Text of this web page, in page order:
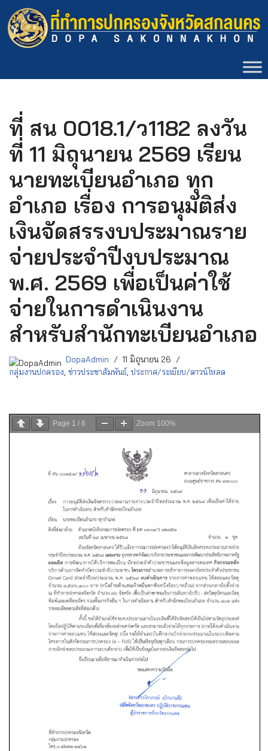
Skip
to
ที่ สน 0018.1/ว1182 ลงวัน
ที่ 11 มิถุนายน 2569 เรียน
นายทะเบียนอำเภอ ทุก
อำเภอ เรื่อง การอนุมัติส่ง
เงินจัดสรรงบประมาณราย
จ่ายประจำปีงบประมาณ
พ.ศ. 2569 เพื่อเป็นค่าใช้
จ่ายในการดำเนินงาน
สำหรับสำนักทะเบียนอำเภอ
DopaAdmin
11 มิถุนายน 26
กลุ่มงานปกครอง ข่าวประชาสัมพันธ์, ประกาศ/ระเบียบ/ดาวน์โหลด
Page 1 / 6 Zoom 100%